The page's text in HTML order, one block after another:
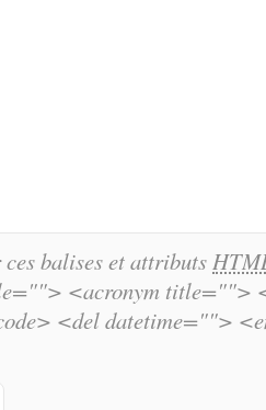
balises et attributs
<acronym title="">
<del datetime="">